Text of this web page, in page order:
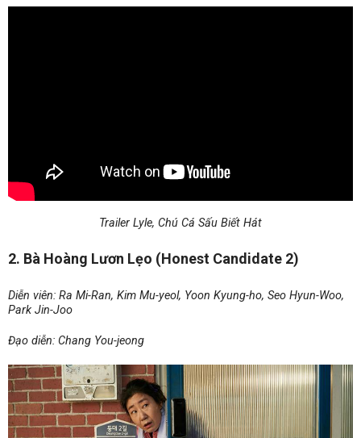
Trailer Lyle, Chú Cá Sấu Biết Hát
2. Bà Hoàng Lươn Lẹo (Honest Candidate 2)
Diễn viên: Ra Mi-Ran, Kim Mu-yeol, Yoon Kyung-ho, Seo Hyun-Woo,
Park Jin-Joo
Đạo diễn: Chang You-jeong